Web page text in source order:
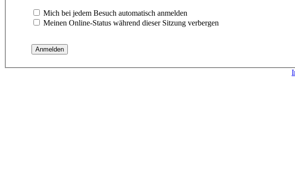
Mich bei jedem Besuch automatisch anmelden
Meinen Online-Status während dieser Sitzung verbergen